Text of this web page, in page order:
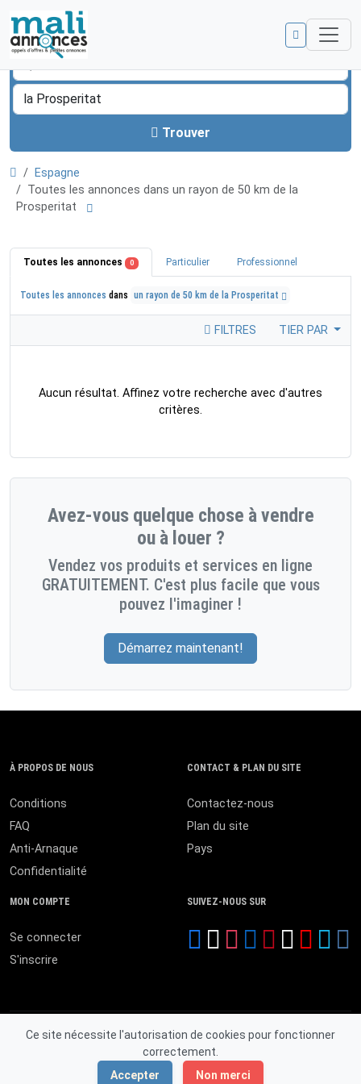
Trouver
Espagne
Toutes les annonces dans un rayon de 50 km de la
Prosperitat
Toutes les annonces 0 Particulier Professionnel
Toutes les annonces dans un rayon de 50 km de la Prosperitat
FILTRES TIER PAR
Aucun résultat. Affinez votre recherche avec d'autres
critères.
Avez-vous quelque chose à vendre
ou à louer ?
Vendez vos produits et services en ligne
GRATUITEMENT. C'est plus facile que vous
pouvez l'imaginer !
Démarrez maintenant!
Ce site nécessite l'autorisation de cookies pour fonctionner
correctement.
Accepter
Non merci
À PROPOS DE NOUS
Conditions
FAQ
Anti-Arnaque
Confidentialité
CONTACT & PLAN DU SITE
Contactez-nous
Plan du site
Pays
MON COMPTE
Se connecter
S'inscrire
SUIVEZ-NOUS SUR
© 2026 MALI ANNONCES. Tous droits réservés.